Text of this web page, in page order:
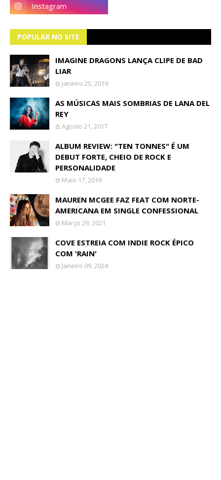
POPULAR NO SITE
IMAGINE DRAGONS LANÇA CLIPE DE BAD
LIAR
Janeiro 25, 2019
AS MÚSICAS MAIS SOMBRIAS DE LANA DEL
REY
Agosto 21, 2017
ALBUM REVIEW: "TEN TONNES" É UM
DEBUT FORTE, CHEIO DE ROCK E
PERSONALIDADE
Maio 17, 2019
MAUREN MCGEE FAZ FEAT COM NORTE-
AMERICANA EM SINGLE CONFESSIONAL
Março 29, 2021
COVE ESTREIA COM INDIE ROCK ÉPICO
COM 'RAIN'
Janeiro 09, 2024